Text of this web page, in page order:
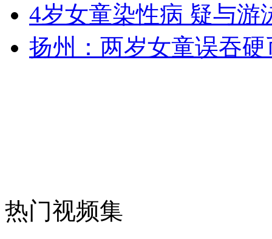
外交部：反对强权政治霸凌主义
外交部：有关国家言论片面不公正
4岁女童染性病 疑与游
扬州：两岁女童误吞
热门视频集